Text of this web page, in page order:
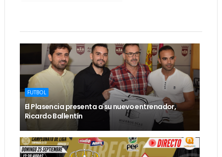
FUTBOL
El Plasencia presenta a su nuevo entrenador,
Ricardo Ballentín